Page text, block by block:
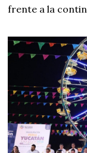
frente a la